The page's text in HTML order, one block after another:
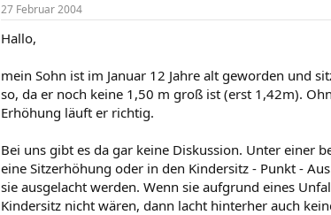
27 Februar 2004
Hallo,
mein Sohn ist im Januar 12 Jahre alt geworden und
so, da er noch keine 1,50 m groß ist (erst 1,42m).
Erhöhung läuft er richtig.
Bei uns gibt es da gar keine Diskussion. Unter einer
eine Sitzerhöhung oder in den Kindersitz - Punkt -
sie ausgelacht werden. Wenn sie aufgrund eines
Kindersitz nicht wären, dann lacht hinterher auch